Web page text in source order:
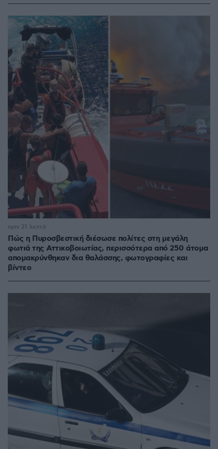
Πώς η Πυροσβεστική διέσωσε πολίτες στη μεγάλη
φωτιά της Αττικοβοιωτίας, περισσότερα από 250 άτομα
απομακρύνθηκαν δια θαλάσσης, φωτογραφίες και
βίντεο
πριν 21 λεπτά